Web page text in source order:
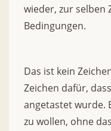
wieder, zur selben
Bedingungen.
Das ist kein
Zeichen dafür,
angetastet wurde.
zu wollen, ohne